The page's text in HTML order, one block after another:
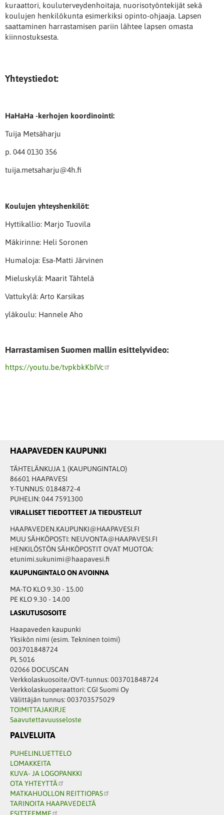
kuraattori, kouluterveydenhoitaja, nuorisotyöntekijät sekä
koulujen henkilökunta esimerkiksi opinto-ohjaaja. Lapsen
saattaminen harrastamisen pariin lähtee lapsen omasta
kiinnostuksesta.
Yhteystiedot:
HaHaHa -kerhojen koordinointi:
Tuija Metsäharju
p. 044 0130 356
tuija.metsaharju@4h.fi
Koulujen yhteyshenkilöt:
Hyttikallio: Marjo Tuovila
Mäkirinne: Heli Soronen
Humaloja: Esa-Matti Järvinen
Mieluskylä: Maarit Tähtelä
Vattukylä: Arto Karsikas
yläkoulu: Hannele Aho
Harrastamisen Suomen mallin esittelyvideo:
https://youtu.be/tvpkbkKbIVc
HAAPAVEDEN KAUPUNKI
TÄHTELÄNKUJA 1 (KAUPUNGINTALO)
86601 HAAPAVESI
Y-TUNNUS: 0184872-4
PUHELIN: 044 7591300
VIRALLISET TIEDOTTEET JA TIEDUSTELUT
HAAPAVEDEN.KAUPUNKI@HAAPAVESI.FI
MUU SÄHKÖPOSTI: NEUVONTA@HAAPAVESI.FI
HENKILÖSTÖN SÄHKÖPOSTIT OVAT MUOTOA:
etunimi.sukunimi@haapavesi.fi
KAUPUNGINTALO ON AVOINNA
MA-TO KLO 9.30 - 15.00
PE KLO 9.30 - 14.00
LASKUTUSOSOITE
Haapaveden kaupunki
Yksikön nimi (esim. Tekninen toimi)
003701848724
PL 5016
02066 DOCUSCAN
Verkkolaskuosoite/OVT-tunnus: 003701848724
Verkkolaskuoperaattori: CGI Suomi Oy
Välittäjän tunnus: 003703575029
TOIMITTAJAKIRJE
Saavutettavuusseloste
PALVELUITA
PUHELINLUETTELO
LOMAKKEITA
KUVA- JA LOGOPANKKI
OTA YHTEYTTÄ
MATKAHUOLLON REITTIOPAS
TARINOITA HAAPAVEDELTÄ